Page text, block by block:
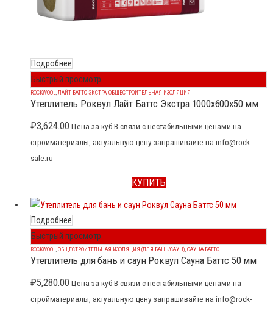
Подробнее
Быстрый просмотр
ROCKWOOL,ЛАЙТ БАТТС ЭКСТРА,ОБЩЕСТРОИТЕЛЬНАЯ ИЗОЛЯЦИЯ
Утеплитель Роквул Лайт Баттс Экстра 1000x600x50 мм
₽3,624.00 Цена за куб В связи с нестабильными ценами на
стройматериалы, актуальную цену запрашивайте на info@rock-
sale.ru
КУПИТЬ
Подробнее
Быстрый просмотр
ROCKWOOL ОБЩЕСТРОИТЕЛЬНАЯ ИЗОЛЯЦИЯ (ДЛЯ БАНЬ/САУН) САУНА БАТТС
Утеплитель для бань и саун Роквул Сауна Баттс 50 мм
₽5,280.00 Цена за куб В связи с нестабильными ценами на
стройматериалы, актуальную цену запрашивайте на info@rock-